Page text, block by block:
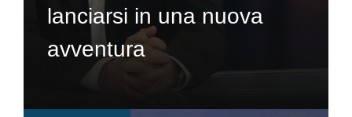
lanciarsi in una nuova
avventura